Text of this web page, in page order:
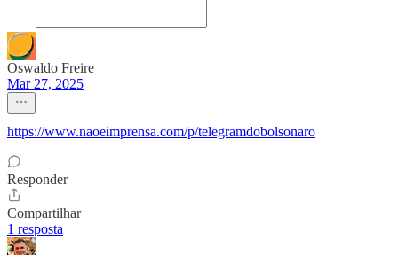
Oswaldo Freire
Mar 27, 2025
https://www.naoeimprensa.com/p/telegramdobolsonaro
Responder
Compartilhar
1 resposta